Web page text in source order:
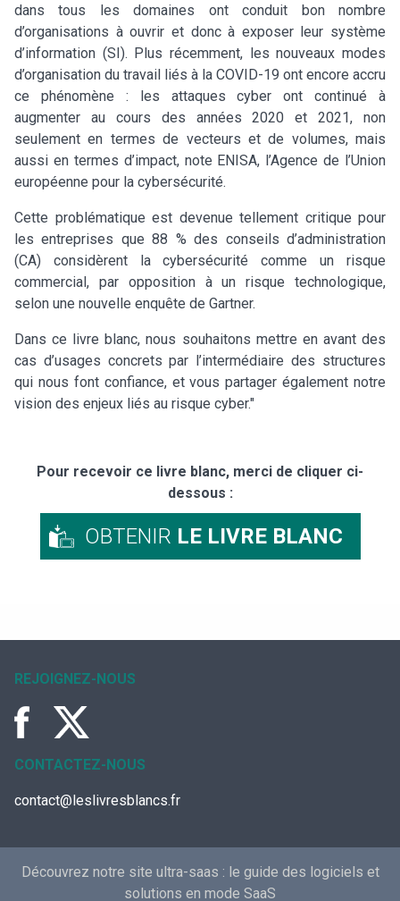
dans tous les domaines ont conduit bon nombre
d’organisations à ouvrir et donc à exposer leur système
d’information (SI). Plus récemment, les nouveaux modes
d’organisation du travail liés à la COVID-19 ont encore accru
ce phénomène : les attaques cyber ont continué à
augmenter au cours des années 2020 et 2021, non
seulement en termes de vecteurs et de volumes, mais
aussi en termes d’impact, note ENISA, l’Agence de l’Union
européenne pour la cybersécurité.
Cette problématique est devenue tellement critique pour
les entreprises que 88 % des conseils d’administration
(CA) considèrent la cybersécurité comme un risque
commercial, par opposition à un risque technologique,
selon une nouvelle enquête de Gartner.
Dans ce livre blanc, nous souhaitons mettre en avant des
cas d’usages concrets par l’intermédiaire des structures
qui nous font confiance, et vous partager également notre
vision des enjeux liés au risque cyber."
Pour recevoir ce livre blanc, merci de cliquer ci-
dessous :
OBTENIR LE LIVRE BLANC
REJOIGNEZ-NOUS
CONTACTEZ-NOUS
contact@leslivresblancs.fr
Découvrez notre site ultra-saas : le guide des logiciels et
solutions en mode SaaS